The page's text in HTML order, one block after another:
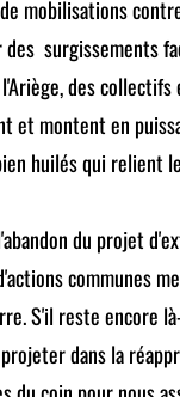
mobilisations
surgissements
des
montent en
huilés qui relient
du projet
communes
S'il reste encore
dans la